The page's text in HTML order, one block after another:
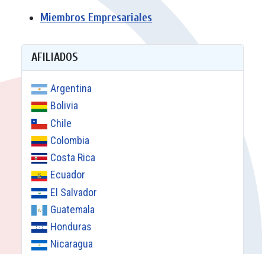
Miembros Empresariales
AFILIADOS
Argentina
Bolivia
Chile
Colombia
Costa Rica
Ecuador
El Salvador
Guatemala
Honduras
Nicaragua